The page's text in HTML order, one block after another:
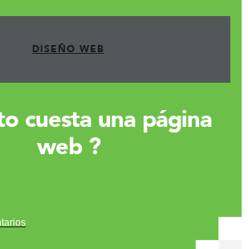
DISEÑO WEB
cuesta una página
web ?